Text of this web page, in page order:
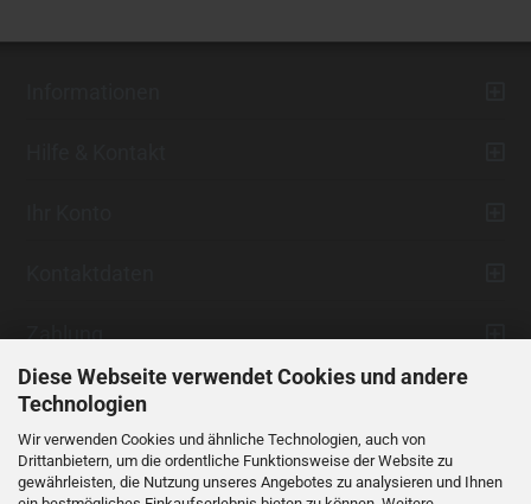
Diese Webseite verwendet Cookies und andere
Technologien
Wir verwenden Cookies und ähnliche Technologien, auch von
Drittanbietern, um die ordentliche Funktionsweise der Website zu
gewährleisten, die Nutzung unseres Angebotes zu analysieren und Ihnen
Zahlung